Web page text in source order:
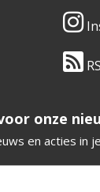
onze
en acties in